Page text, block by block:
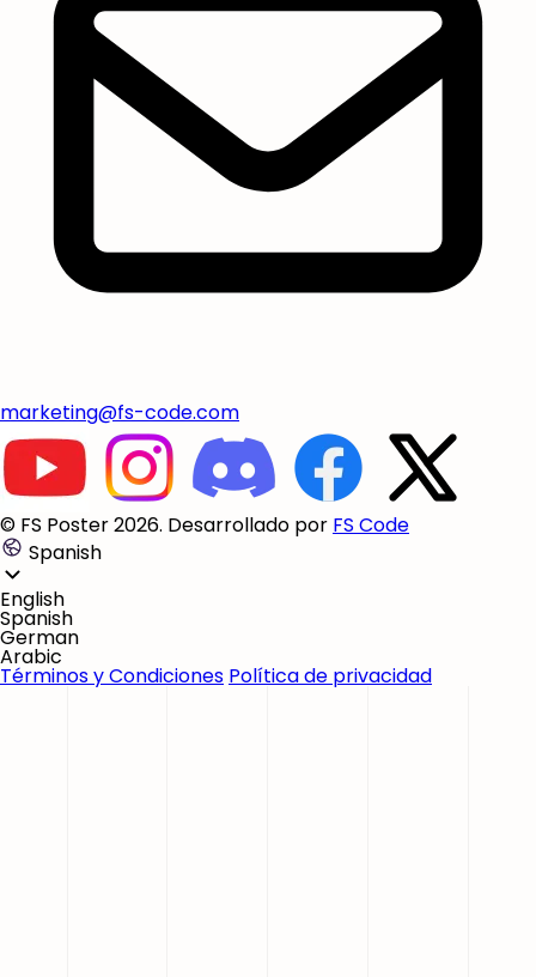
marketing@fs-code.com
© FS Poster 2026. Desarrollado por FS Code
Spanish
English
Spanish
German
Arabic
Términos y Condiciones Política de privacidad